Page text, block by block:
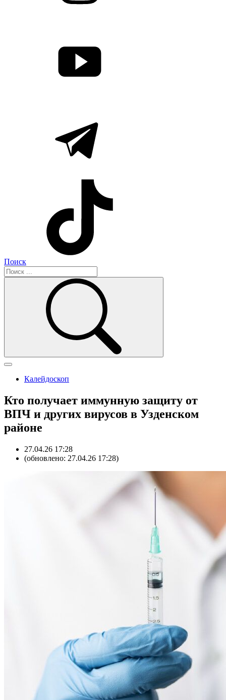
Поиск
Калейдоскоп
Кто получает иммунную защиту от
ВПЧ и других вирусов в Узденском
районе
27.04.26 17:28
(обновлено: 27.04.26 17:28)